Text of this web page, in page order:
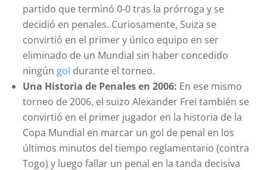
partido que terminó 0-0 tras la prórroga y se
decidió en penales. Curiosamente, Suiza se
convirtió en el primer y único equipo en ser
eliminado de un Mundial sin haber concedido
ningún gol durante el torneo.
Una Historia de Penales en 2006: En ese mismo
torneo de 2006, el suizo Alexander Frei también se
convirtió en el primer jugador en la historia de la
Copa Mundial en marcar un gol de penal en los
últimos minutos del tiempo reglamentario (contra
Togo) y luego fallar un penal en la tanda decisiva